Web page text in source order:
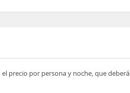
precio por persona y noche, que